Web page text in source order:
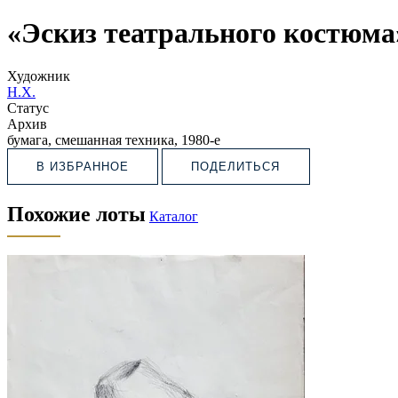
«Эскиз театрального
Художник
Н.Х.
Статус
Архив
бумага, смешанная техника, 1980-е
В ИЗБРАННОЕ ПОДЕЛИТЬСЯ
Похожие лоты Каталог